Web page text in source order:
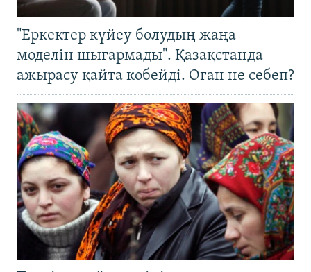
"Еркектер күйеу болудың жаңа
моделін шығармады". Қазақстанда
ажырасу қайта көбейді. Оған не себеп?